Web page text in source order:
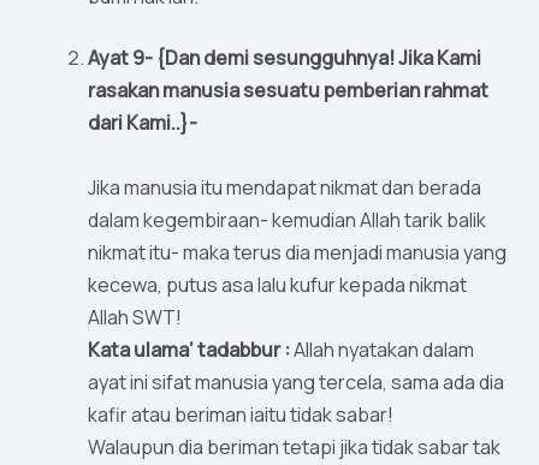
Ayat 9- {Dan demi sesungguhnya! Jika Kami
rasakan manusia sesuatu pemberian rahmat
dari Kami..}-
Jika manusia itu mendapat nikmat dan berada
dalam kegembiraan- kemudian Allah tarik balik
nikmat itu- maka terus dia menjadi manusia yang
kecewa, putus asa lalu kufur kepada nikmat
Allah SWT!
Kata ulama’ tadabbur :Allah nyatakan dalam
ayat ini sifat manusia yang tercela, sama ada dia
kafir atau beriman iaitu tidak sabar!
Walaupun dia beriman tetapi jika tidak sabar tak